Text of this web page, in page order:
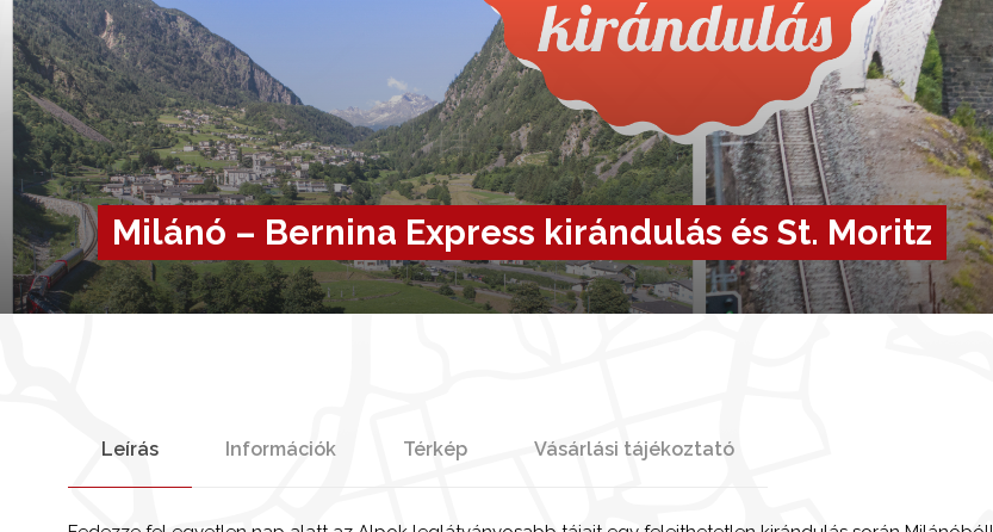
Milánó – Bernina Express kirándulás és St. Moritz
Leírás Információk Térkép Vásárlási tájékoztató